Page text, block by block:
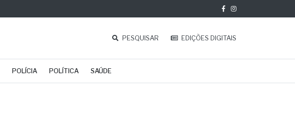
PESQUISAR EDIÇÕES DIGITAIS
POLÍCIA POLÍTICA SAÚDE